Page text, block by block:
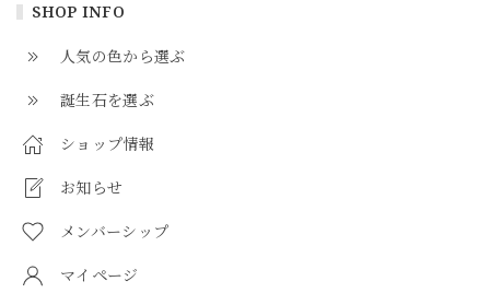
SHOP INFO
人気の色から選ぶ
誕生石を選ぶ
ショップ情報
お知らせ
メンバーシップ
マイページ